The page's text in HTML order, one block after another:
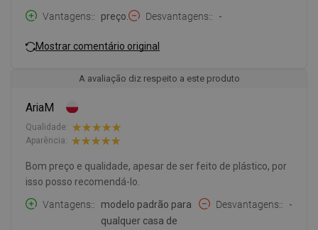
Vantagens:
preço. Desvantagens: -
Mostrar comentário original
A avaliação diz respeito a este produto
AriaM
Qualidade:
Aparência:
Bom preço e qualidade, apesar de ser feito de plástico, por
isso posso recomendá-lo.
Vantagens:
modelo padrão para
qualquer casa de
Desvantagens: -